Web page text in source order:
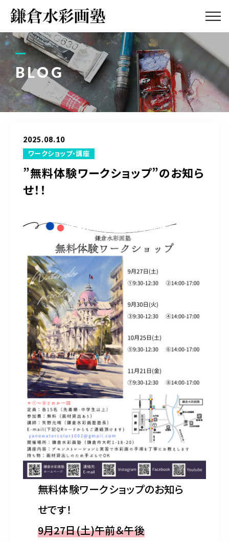
BLOG
2025.08.10
ワークショップ・講座
”無料体験ワークショップ”のお知ら
せ！！
無料体験ワークショップのお知ら
せです！
9月27日(土)午前＆午後
ABOUT
画塾紹介・
アクセス
LESSON
教室案内
水彩ブログ
CONTACT
お問い合わせ
MEMBER
塾生専用
体験レッスンの申込み
取材・制作のご依頼 作品購入